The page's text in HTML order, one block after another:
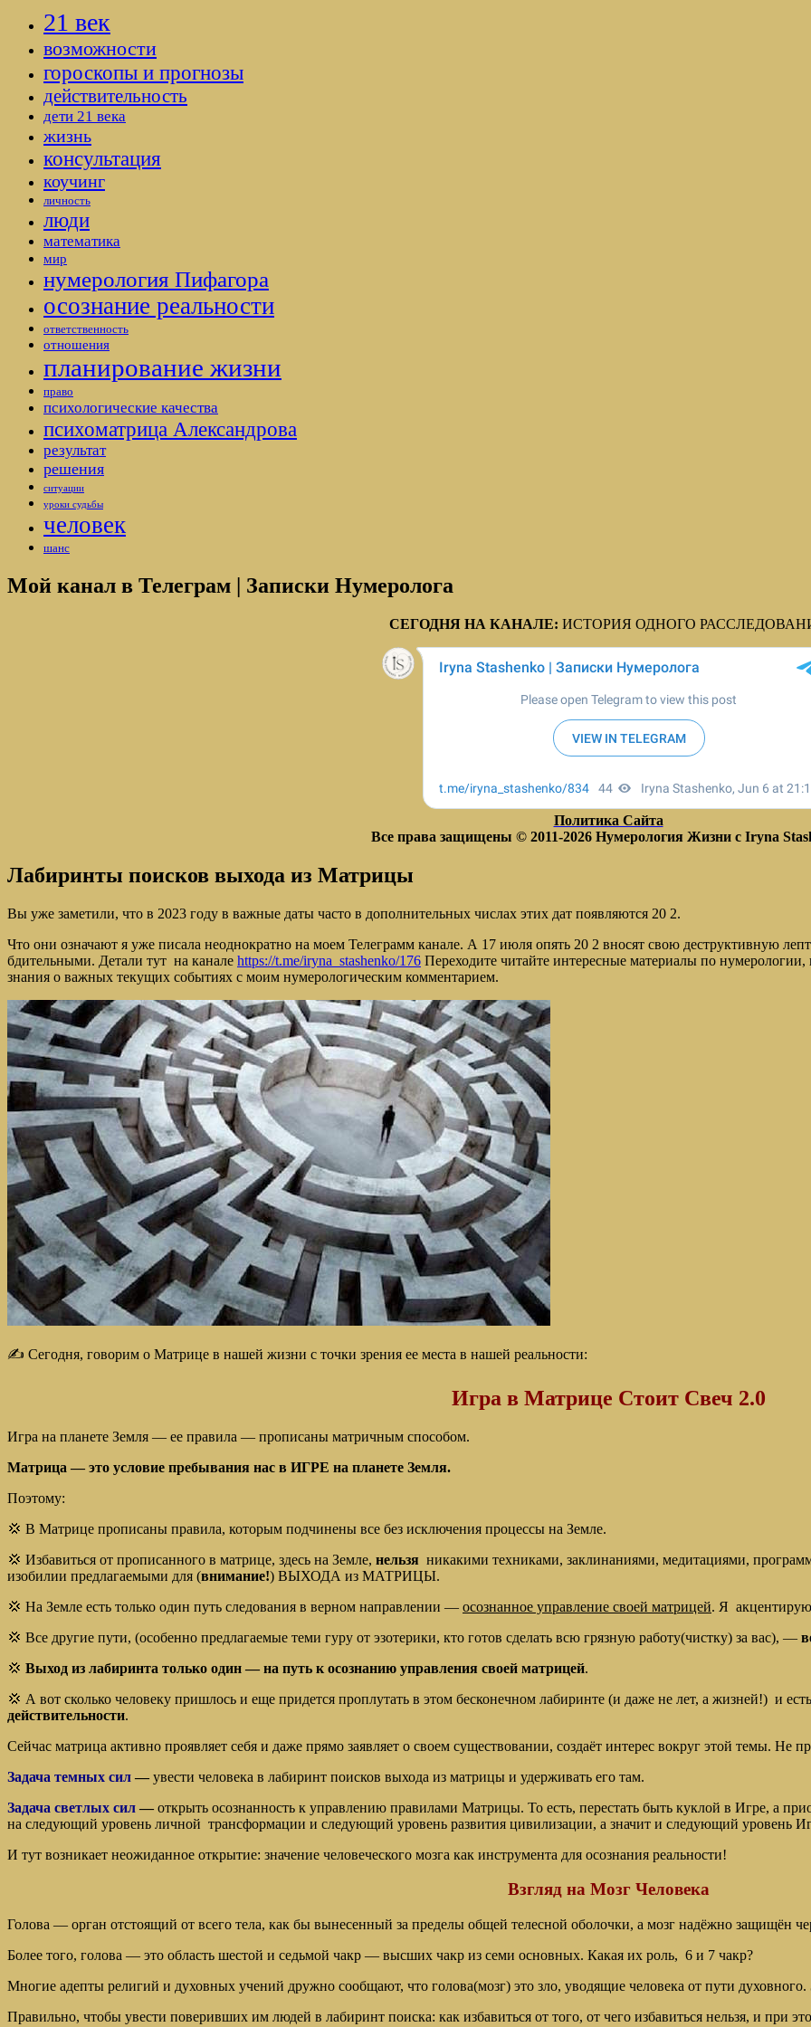
21 век
возможности
гороскопы и прогнозы
действительность
дети 21 века
жизнь
консультация
коучинг
личность
люди
математика
мир
нумерология Пифагора
осознание реальности
ответственность
отношения
планирование жизни
право
психологические качества
психоматрица Александрова
результат
решения
ситуации
уроки судьбы
человек
шанс
Мой канал в Телеграм | Записки Нумеролога
СЕГОДНЯ НА КАНАЛЕ: ИСТОРИЯ ОДНОГО
Политика Сайта
Все права защищены © 2011-2026 Нумерология Жизни с Iryna
Лабиринты поисков выхода из Матрицы
Вы уже заметили, что в 2023 году в важные даты часто в дополнительных числах этих дат появляются 20 2.
Что они означают я уже писала неоднократно на моем Телеграмм канале. А 17 июля опять 20 2 вносят свою деструктивную
бдительными. Детали тут на канале https://t.me/iryna_stashenko/176 Переходите читайте интересные материалы по
знания о важных текущих событиях с моим нумерологическим комментарием.
✍️ Сегодня, говорим о Матрице в нашей жизни с точки зрения ее места в нашей реальности:
Игра в Матрице Стоит Свеч 2.0
Игра на планете Земля — ее правила — прописаны матричным способом.
Матрица — это условие пребывания нас в ИГРЕ на планете Земля.
Поэтому:
💢 В Матрице прописаны правила, которым подчинены все без исключения процессы на Земле.
💢 Избавиться от прописанного в матрице, здесь на Земле, нельзя никакими техниками, заклинаниями, медитациями,
изобилии предлагаемыми для (внимание!) ВЫХОДА из МАТРИЦЫ.
💢 На Земле есть только один путь следования в верном направлении — осознанное управление своей матрицей. Я
💢 Все другие пути, (особенно предлагаемые теми гуру от эзотерики, кто готов сделать всю грязную работу(чистку) за вас), —
💢 Выход из лабиринта только один — на путь к осознанию управления своей матрицей.
💢 А вот сколько человеку пришлось и еще придется проплутать в этом бесконечном лабиринте (и даже не лет, а жизней!) и
действительности.
Сейчас матрица активно проявляет себя и даже прямо заявляет о своем существовании, создаёт интерес вокруг этой темы. Не
Задача темных сил — увести человека в лабиринт поисков выхода из матрицы и удерживать его там.
Задача светлых сил — открыть осознанность к управлению правилами Матрицы. То есть, перестать быть куклой в Игре, а
на следующий уровень личной трансформации и следующий уровень развития цивилизации, а значит и следующий уровень
И тут возникает неожиданное открытие: значение человеческого мозга как инструмента для осознания реальности!
Взгляд на Мозг Человека
Голова — орган отстоящий от всего тела, как бы вынесенный за пределы общей телесной оболочки, а мозг надёжно защищён
Более того, голова — это область шестой и седьмой чакр — высших чакр из семи основных. Какая их роль, 6 и 7 чакр?
Многие адепты религий и духовных учений дружно сообщают, что голова(мозг) это зло, уводящие человека от пути
Правильно, чтобы увести поверивших им людей в лабиринт поиска: как избавиться от того, от чего избавиться нельзя, и при